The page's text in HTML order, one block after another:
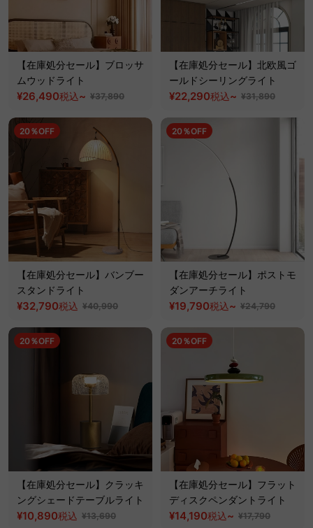
【在庫処分セール】ブロッサ
ムウッドライト
¥26,490税込~ ¥37,890
【在庫処分セール】北欧風ゴ
ールドシーリングライト
¥22,290税込~ ¥31,890
20％OFF
【在庫処分セール】バンブー
スタンドライト
¥32,790税込 ¥40,990
20％OFF
【在庫処分セール】ポストモ
ダンアーチライト
¥19,790税込~ ¥24,790
20％OFF
【在庫処分セール】クラッキ
ングシェードテーブルライト
¥10,890税込 ¥13,690
20％OFF
【在庫処分セール】フラット
ディスクペンダントライト
¥14,190税込~ ¥17,790